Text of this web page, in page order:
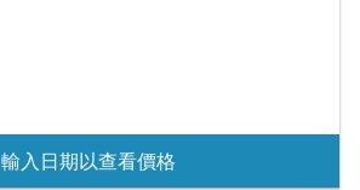
輸入日期以查看價格